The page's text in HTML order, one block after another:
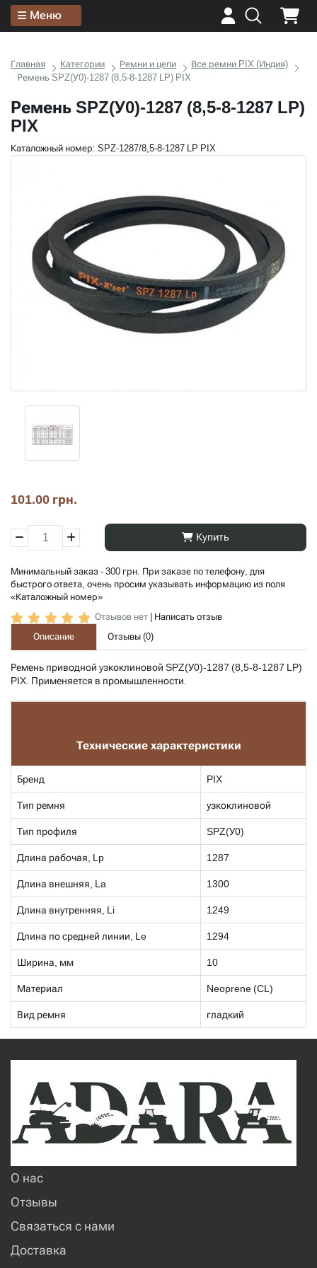
Меню
Главная Категории Ремни и цепи
Все ремни PIX (Индия)
Ремень SPZ(У0)-1287 (8,5-8-1287 LP) PIX
Ремень SPZ(У0)-1287 (8,5-8-1287 LP)
PIX
Каталожный номер: SPZ-1287/8,5-8-1287 LP PIX
101.00 грн.
Купить
Минимальный заказ - 300 грн. При заказе по телефону, для
быстрого ответа, очень просим указывать информацию из поля
«Каталожный номер»
Отзывов нет
Написать отзыв
Описание
Отзывы (0)
Ремень приводной узкоклиновой SPZ(У0)-1287 (8,5-8-1287 LP)
PIX. Применяется в промышленности.
Технические характеристики
Бренд PIX
Тип ремня узкоклиновой
Тип профиля SPZ(У0)
Длина рабочая, Lp 1287
Длина внешняя, La 1300
Длина внутренняя, Li 1249
Длина по средней линии, Le 1294
Ширина, мм 10
Материал Neoprene (CL)
Вид ремня гладкий
О нас
Отзывы
Связаться с нами
Доставка